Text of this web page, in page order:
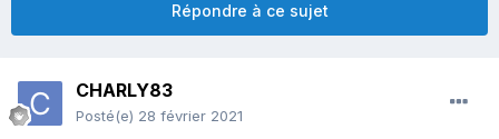
Répondre à ce sujet
CHARLY83
Posté(e) 28 février 2021